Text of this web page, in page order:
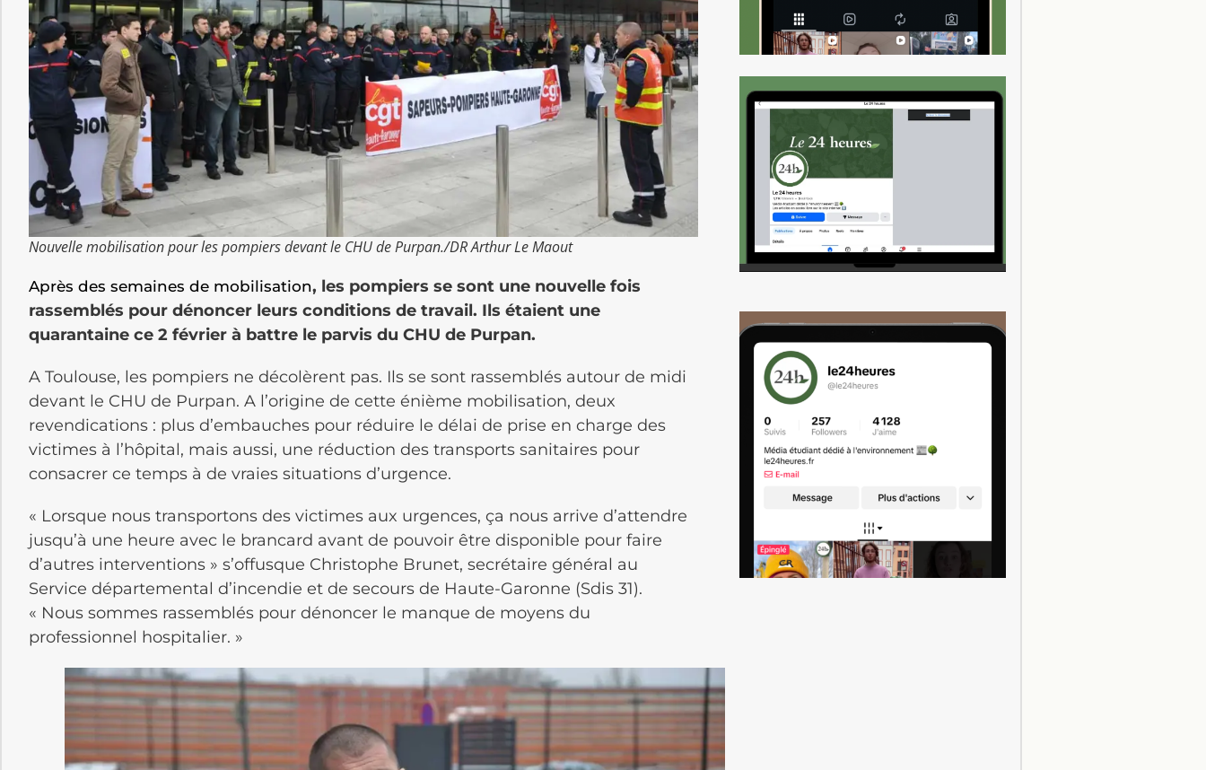
Nouvelle mobilisation pour les pompiers devant le CHU de Purpan./DR Arthur Le Maout
Après des semaines de mobilisation, les pompiers se sont une nouvelle fois
rassemblés pour dénoncer leurs conditions de travail. Ils étaient une
quarantaine ce 2 février à battre le parvis du CHU de Purpan.
A Toulouse, les pompiers ne décolèrent pas. Ils se sont rassemblés autour de midi
devant le CHU de Purpan. A l’origine de cette énième mobilisation, deux
revendications : plus d’embauches pour réduire le délai de prise en charge des
victimes à l’hôpital, mais aussi, une réduction des transports sanitaires pour
consacrer ce temps à de vraies situations d’urgence.
« Lorsque nous transportons des victimes aux urgences, ça nous arrive d’attendre
jusqu’à une heure avec le brancard avant de pouvoir être disponible pour faire
d’autres interventions » s’offusque Christophe Brunet, secrétaire général au
Service départemental d’incendie et de secours de Haute-Garonne (Sdis 31).
« Nous sommes rassemblés pour dénoncer le manque de moyens du
professionnel hospitalier. »